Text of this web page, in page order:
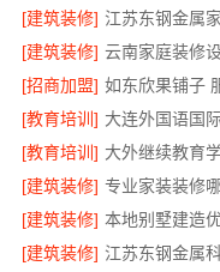
[建筑装修] 江苏东钢金属
[建筑装修] 云南家庭装修
[招商加盟] 如东欣果铺子
[教育培训] 大连外国语国
[教育培训] 大外继续教育
[建筑装修]
[建筑装修]
[建筑装修] 江苏东钢金属